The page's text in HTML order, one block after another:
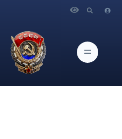
Еленой Мироненко